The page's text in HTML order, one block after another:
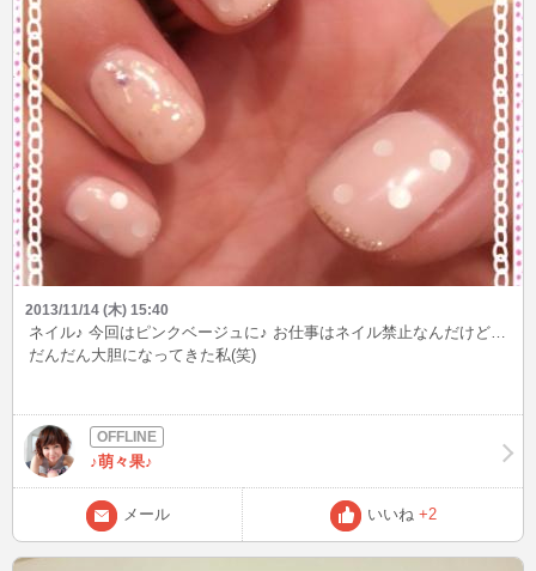
2013/11/14 (木) 15:40
ネイル♪ 今回はピンクベージュに♪ お仕事はネイル禁止なんだけど…
だんだん大胆になってきた私(笑)
♪萌々果♪
メール いいね +2